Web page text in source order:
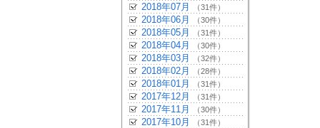
2018年07月 （31件）
2018年06月 （30件）
2018年05月 （31件）
2018年04月 （30件）
2018年03月 （32件）
2018年02月 （28件）
2018年01月 （31件）
2017年12月 （31件）
2017年11月 （30件）
2017年10月 （31件）